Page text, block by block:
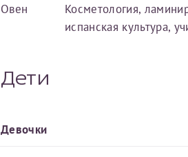
Овен
Косметология,
испанская культура,
Дети
Девочки
2025